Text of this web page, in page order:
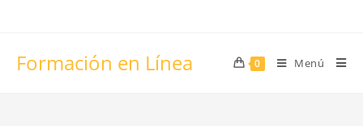
Formación en Línea 0 Menú